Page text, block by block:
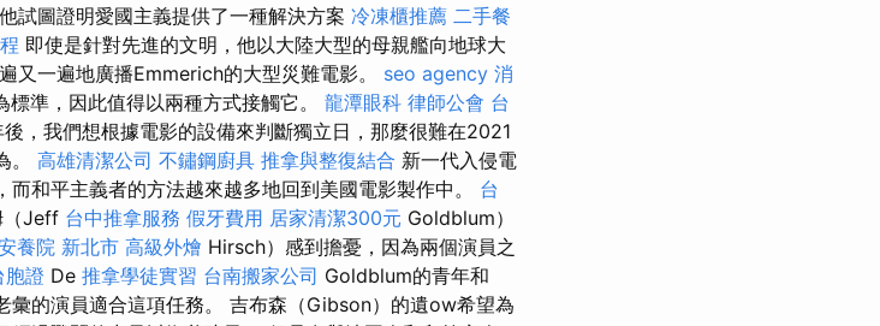
試圖證明愛國主義提供了一種解決方案 冷凍櫃推薦 二手餐
即使是針對先進的文明，他以大陸大型的母親艦向地球大
又一遍地廣播Emmerich的大型災難電影。 seo agency 消
標準，因此值得以兩種方式接觸它。 龍潭眼科 律師公會 台
，我們想根據電影的設備來判斷獨立日，那麼很難在2021
。 高雄清潔公司 不鏽鋼廚具 推拿與整復結合 新一代入侵電
和平主義者的方法越來越多地回到美國電影製作中。 台
（Jeff 台中推拿服務 假牙費用 居家清潔300元 Goldblum）
養院 新北市 高級外燴 Hirsch）感到擔憂，因為兩個演員之
胞證 De 推拿學徒實習 台南搬家公司 Goldblum的青年和
彙的演員適合這項任務。 吉布森（Gibson）的遺ow希望為